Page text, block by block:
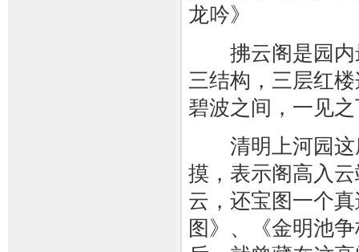
龙吟》
拂云阁是园内
三结构，三层红
碧波之间，一见
清明上河园这
摸，表示阁高入
云，还宝图一个
图》、《金明池